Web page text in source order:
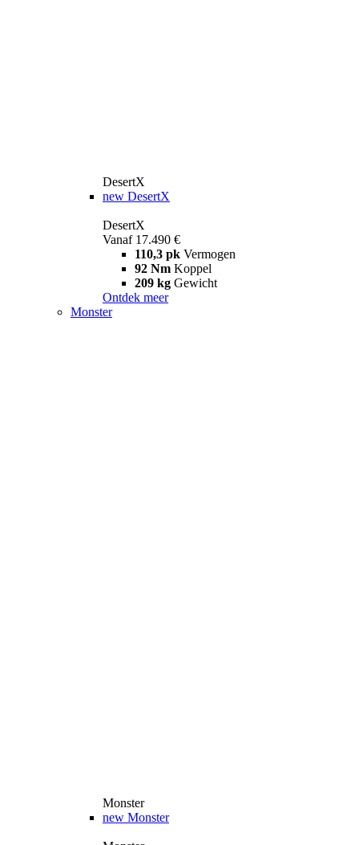
DesertX
new DesertX
DesertX
Vanaf 17.490 €
110,3 pk Vermogen
92 Nm Koppel
209 kg Gewicht
Ontdek meer
Monster
Monster
new Monster